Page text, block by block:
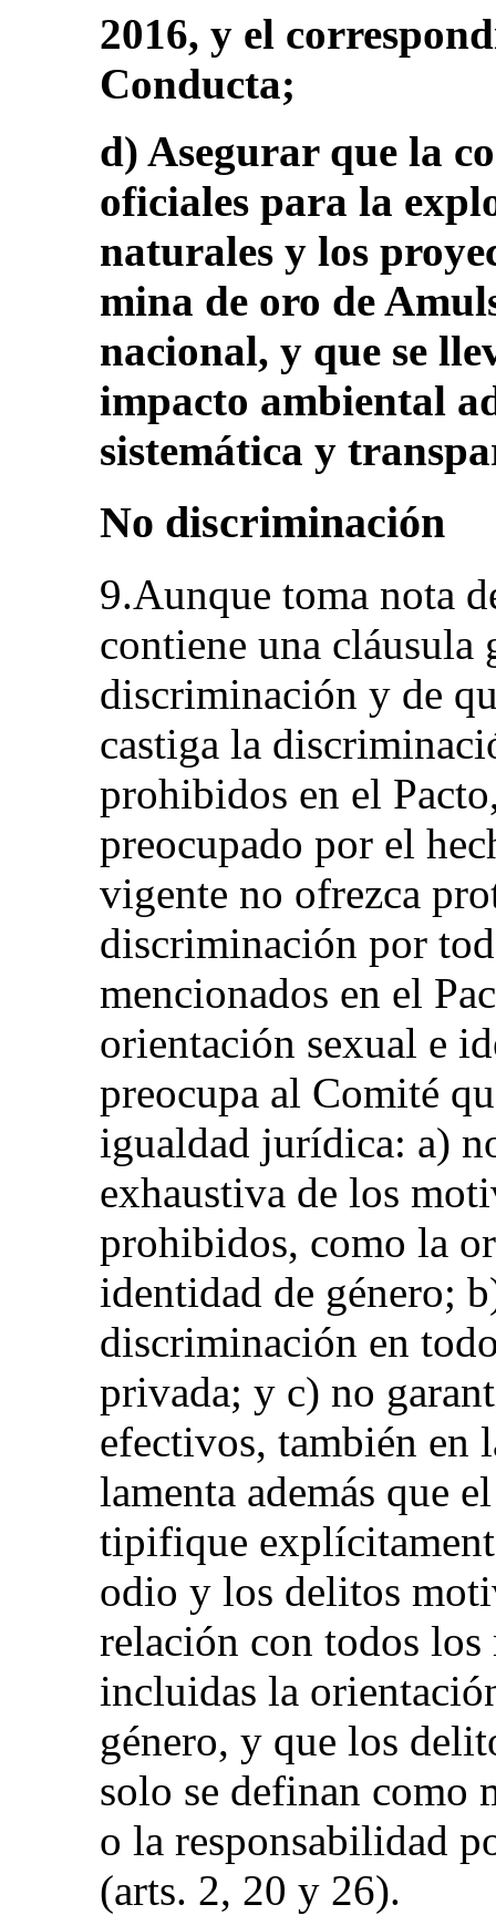
2016, y el
Conducta;
d) Asegurar que la
oficiales para la
naturales y los
mina de oro de
nacional, y que se
impacto ambiental
sistemática y
No discriminación
9.Aunque toma nota
contiene una cláusula
discriminación y de
castiga la
prohibidos en el
preocupado por el
vigente no ofrezca
discriminación por
mencionados en el
orientación sexual e
preocupa al Comité
igualdad jurídica: a)
exhaustiva de los
prohibidos, como la
identidad de género;
discriminación en
privada; y c) no
efectivos, también en
lamenta además que
tipifique
odio y los delitos
relación con todos
incluidas la
género, y que los
solo se definan como
o la responsabilidad
(arts. 2, 20 y 26).